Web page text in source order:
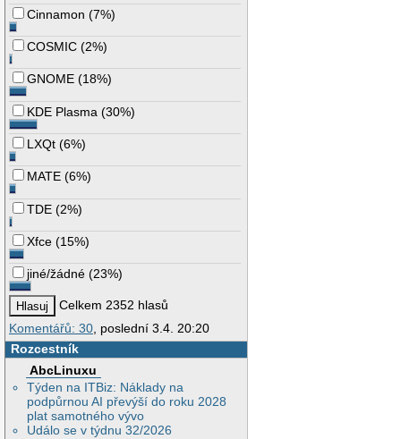
Cinnamon (7%)
COSMIC (2%)
GNOME (18%)
KDE Plasma (30%)
LXQt (6%)
MATE (6%)
TDE (2%)
Xfce (15%)
jiné/žádné (23%)
Celkem 2352 hlasů
Komentářů: 30 , poslední 3.4. 20:20
Rozcestník
AbcLinuxu
Týden na ITBiz: Náklady na
podpůrnou AI převýší do roku 2028
plat samotného vývo
Událo se v týdnu 32/2026